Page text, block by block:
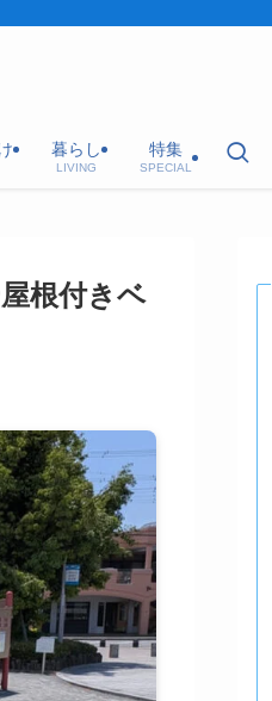
暮らし
LIVING
特集
SPECIAL
根付きベ